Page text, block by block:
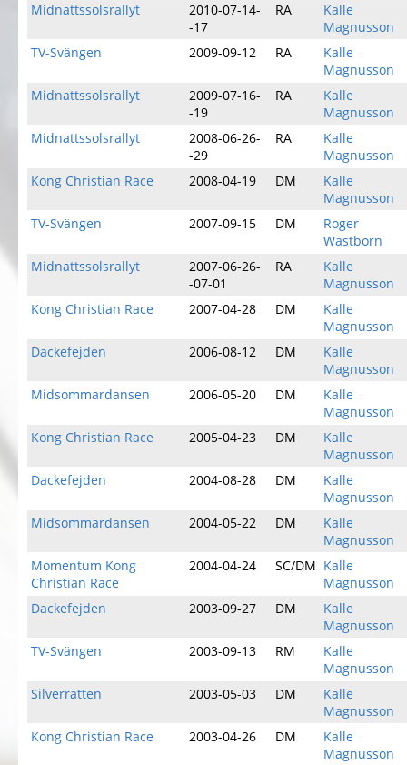
Midnattssolsrallyt
2010-07-14-
-17
RA
Kalle
Magnusson
TV-Svängen
2009-09-12 RA
Kalle
Magnusson
Midnattssolsrallyt
2009-07-16-
-19
RA
Kalle
Magnusson
Midnattssolsrallyt
2008-06-26-
-29
RA
Kalle
Magnusson
Kong Christian Race
2008-04-19 DM
Kalle
Magnusson
TV-Svängen
2007-09-15 DM
Roger
Wästborn
Midnattssolsrallyt
2007-06-26-
-07-01
RA
Kalle
Magnusson
Kong Christian Race
2007-04-28 DM
Kalle
Magnusson
Dackefejden
2006-08-12 DM
Kalle
Magnusson
Midsommardansen
2006-05-20 DM
Kalle
Magnusson
Kong Christian Race
2005-04-23 DM
Kalle
Magnusson
Dackefejden
2004-08-28 DM
Kalle
Magnusson
Midsommardansen
2004-05-22 DM
Kalle
Magnusson
Momentum Kong
Christian Race
2004-04-24 SC/DM Kalle
Magnusson
Dackefejden
2003-09-27 DM
Kalle
Magnusson
TV-Svängen
2003-09-13 RM
Kalle
Magnusson
Silverratten
2003-05-03 DM
Kalle
Magnusson
Kong Christian Race
2003-04-26 DM
Kalle
Magnusson